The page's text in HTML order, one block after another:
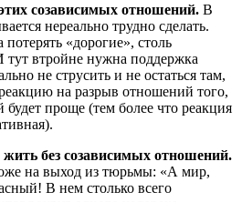
созависимых отношений. В
нереально трудно сделать.
«дорогие», столь
втройне нужна поддержка
не струсить и не остаться там,
на разрыв отношений того,
будет проще (тем более что реакция
жить без созависимых отношений.
на выход из тюрьмы: «А мир,
В нем столько всего